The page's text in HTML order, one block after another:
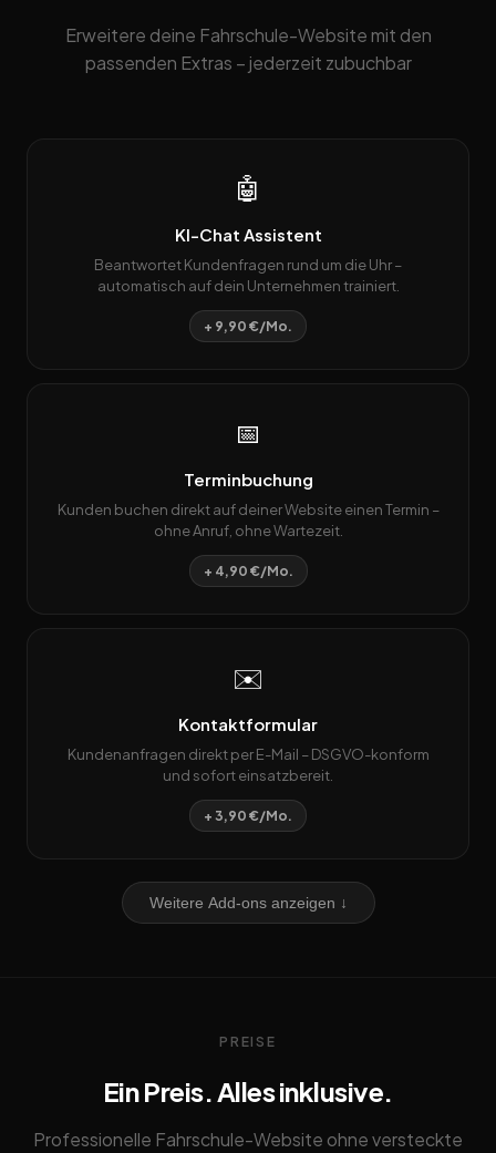
Erweitere deine Fahrschule-Website mit den
passenden Extras – jederzeit zubuchbar
🤖
KI-Chat Assistent
Beantwortet Kundenfragen rund um die Uhr –
automatisch auf dein Unternehmen trainiert.
+ 9,90 €/Mo.
📅
Terminbuchung
Kunden buchen direkt auf deiner Website einen Termin –
ohne Anruf, ohne Wartezeit.
+ 4,90 €/Mo.
✉️
Kontaktformular
Kundenanfragen direkt per E-Mail – DSGVO-konform
und sofort einsatzbereit.
+ 3,90 €/Mo.
Weitere Add-ons anzeigen ↓
PREISE
Ein Preis. Alles inklusive.
Professionelle Fahrschule-Website ohne versteckte